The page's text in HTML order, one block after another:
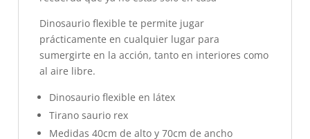
Dinosaurio flexible te permite jugar
prácticamente en cualquier lugar para
sumergirte en la acción, tanto en interiores como
al aire libre.
Dinosaurio flexible en látex
Tirano saurio rex
Medidas 40cm de alto y 70cm de ancho